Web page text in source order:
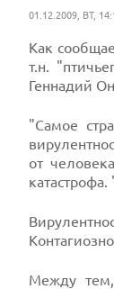
01.12.2009, ВТ,
Как
т.н.
Геннадий
"Самое
от
Между